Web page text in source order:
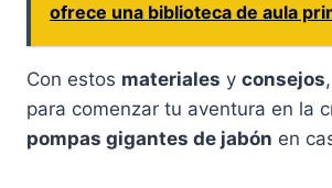
ofrece una biblioteca de aula
Con estos materiales y consejos
para comenzar tu aventura en la
pompas gigantes de jabón en